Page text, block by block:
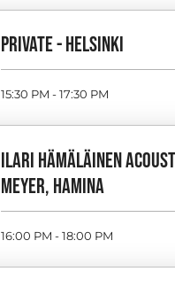
PRIVATE - HELSINKI
15:30 PM - 17:30 PM
ILARI HÄMÄLÄINEN
MEYER, HAMINA
16:00 PM - 18:00 PM